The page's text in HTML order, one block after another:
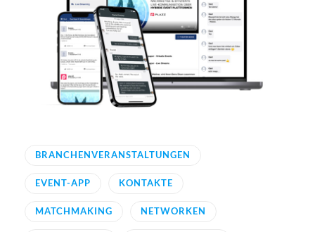
BRANCHENVERANSTALTUNGEN
EVENT-APP KONTAKTE
MATCHMAKING NETWORKEN